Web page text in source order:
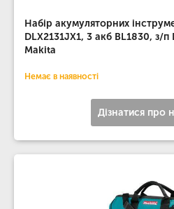
Набір акумуляторних
DLX2131JX1, 3 акб BL1830, з/
Makita
Немає в наявності
Дізнатися про